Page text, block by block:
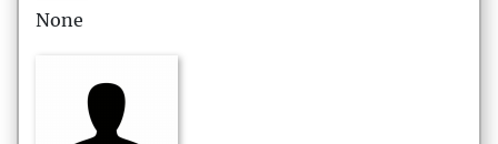
None